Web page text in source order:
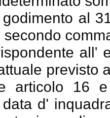
al
all'
previsto
articolo 16
d'